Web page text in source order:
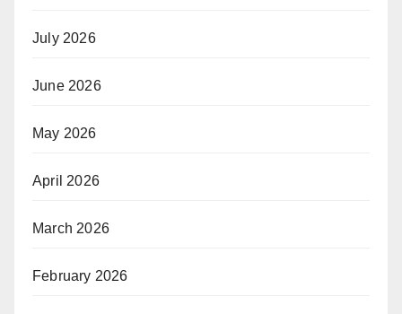
July 2026
June 2026
May 2026
April 2026
March 2026
February 2026